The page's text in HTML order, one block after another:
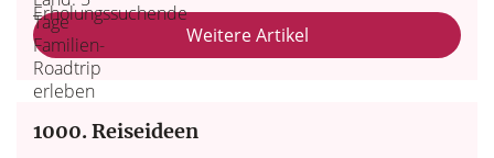
Weitere Artikel
1000. Reiseideen